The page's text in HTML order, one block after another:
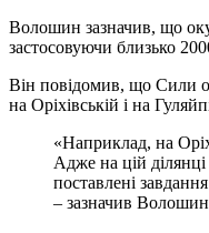
Волошин зазначив, що
застосовуючи близько
Він повідомив, що Сили
на Оріхівській і на
«Наприклад, на
Адже на цій
поставлені
– зазначив